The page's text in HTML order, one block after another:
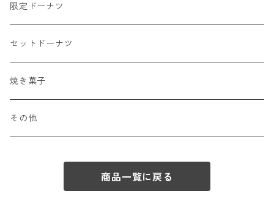
限定ドーナツ
セットドーナツ
焼き菓子
その他
商品一覧に戻る